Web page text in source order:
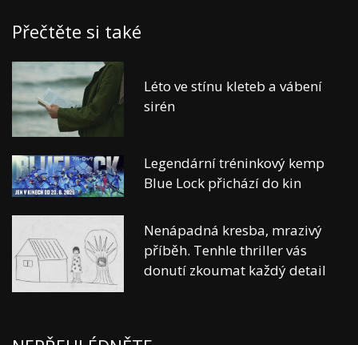
Přečtěte si také
Léto ve stínu kleteb a vábení
sirén
Legendární tréninkový kemp
Blue Lock přichází do kin
Nenápadná kresba, mrazivý
příběh. Tenhle thriller vás
donutí zkoumat každý detail